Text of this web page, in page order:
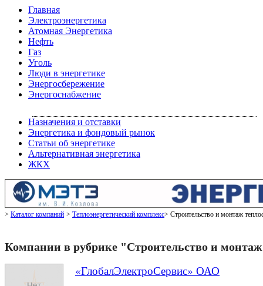
Главная
Электроэнергетика
Атомная Энергетика
Нефть
Газ
Уголь
Люди в энергетике
Энергосбережение
Энергоснабжение
Назначения и отставки
Энергетика и фондовый рынок
Статьи об энергетике
Альтернативная энергетика
ЖКХ
Каталог компаний Теплоэнергетический комплекс Строительство и монтаж
Компании в рубрике "Строительство и монтаж
«ГлобалЭлектроСервис» ОАО